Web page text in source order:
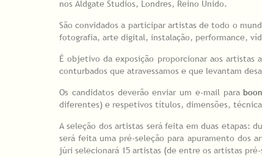
nos Aldgate Studios, Londres, Reino Unido.
São convidados a participar artistas de todo o
fotografia, arte digital, instalação, performance,
É objetivo da exposição proporcionar aos
conturbados que atravessamos e que levantam
Os candidatos deverão enviar um e-mail para
diferentes) e respetivos títulos, dimensões,
A seleção dos artistas será feita em duas etapas:
será feita uma pré-seleção para apuramento dos
júri selecionará 15 artistas (de entre os artistas